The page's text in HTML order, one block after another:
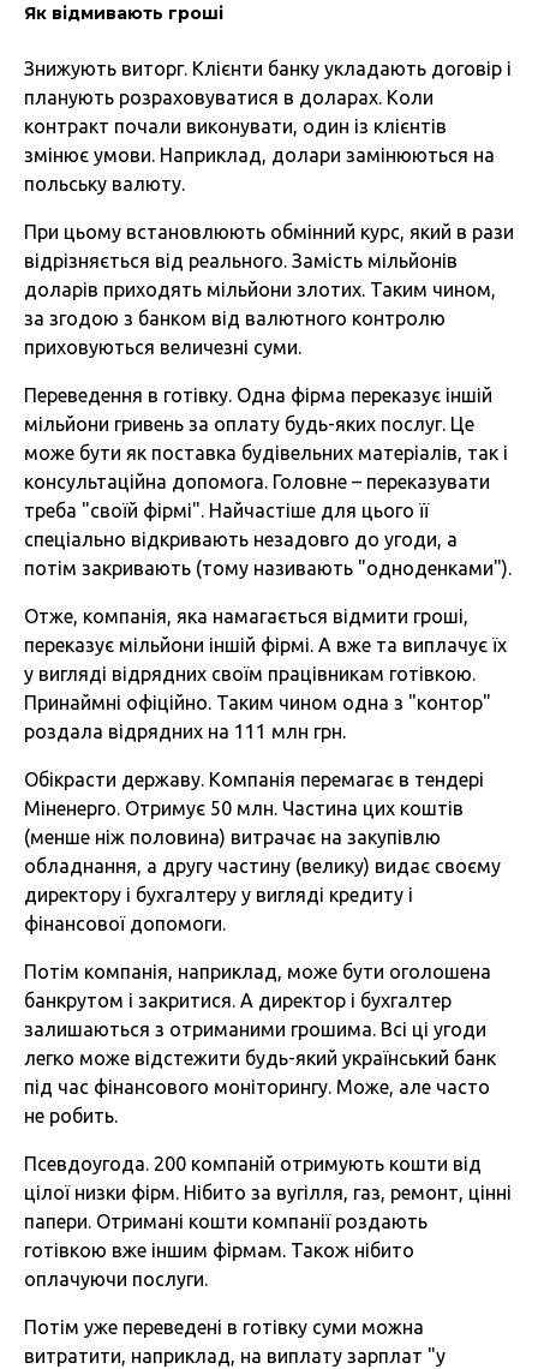
Як відмивають гроші
Знижують виторг. Клієнти банку укладають договір і
планують розраховуватися в доларах. Коли
контракт почали виконувати, один із клієнтів
змінює умови. Наприклад, долари замінюються на
польську валюту.
При цьому встановлюють обмінний курс, який в рази
відрізняється від реального. Замість мільйонів
доларів приходять мільйони злотих. Таким чином,
за згодою з банком від валютного контролю
приховуються величезні суми.
Переведення в готівку. Одна фірма переказує іншій
мільйони гривень за оплату будь-яких послуг. Це
може бути як поставка будівельних матеріалів, так і
консультаційна допомога. Головне – переказувати
треба "своїй фірмі". Найчастіше для цього її
спеціально відкривають незадовго до угоди, а
потім закривають (тому називають "одноденками").
Отже, компанія, яка намагається відмити гроші,
переказує мільйони іншій фірмі. А вже та виплачує їх
у вигляді відрядних своїм працівникам готівкою.
Принаймні офіційно. Таким чином одна з "контор"
роздала відрядних на 111 млн грн.
Обікрасти державу. Компанія перемагає в тендері
Міненерго. Отримує 50 млн. Частина цих коштів
(менше ніж половина) витрачає на закупівлю
обладнання, а другу частину (велику) видає своєму
директору і бухгалтеру у вигляді кредиту і
фінансової допомоги.
Потім компанія, наприклад, може бути оголошена
банкрутом і закритися. А директор і бухгалтер
залишаються з отриманими грошима. Всі ці угоди
легко може відстежити будь-який український банк
під час фінансового моніторингу. Може, але часто
не робить.
Псевдоугода. 200 компаній отримують кошти від
цілої низки фірм. Нібито за вугілля, газ, ремонт, цінні
папери. Отримані кошти компанії роздають
готівкою вже іншим фірмам. Також нібито
оплачуючи послуги.
Потім уже переведені в готівку суми можна
витратити, наприклад, на виплату зарплат "у